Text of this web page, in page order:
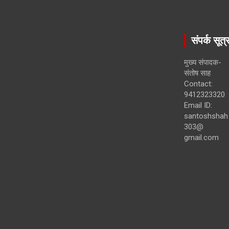
संपर्क
मुख्य संपादक-
संतोष साह
Contact:
9412323320
Email ID:
santoshshah
303@
gmail.com